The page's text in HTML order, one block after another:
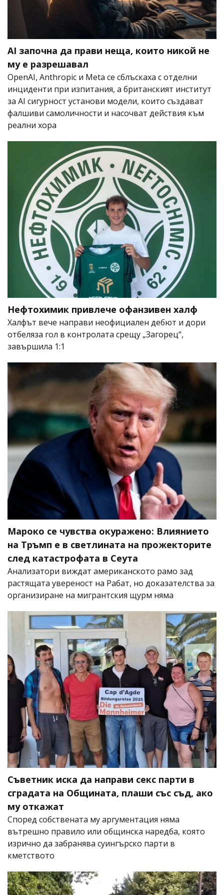
AI започна да прави неща, които никой не
му е разрешавал
OpenAI, Anthropic и Meta се сблъскаха с отделни
инциденти при изпитания, а британският институт
за AI сигурност установи модели, които създават
фалшиви самоличности и насочват действия към
реални хора
Нефтохимик привлече офанзивен халф
Халфът вече направи неофициален дебют и дори
отбеляза гол в контролата срещу „Загорец“,
завършила 1:1
Мароко се чувства окуражено: Влиянието
на Тръмп е в светлината на прожекторите
след катастрофата в Сеута
Анализатори виждат американското рамо зад
растящата увереност на Рабат, но доказателства за
организиране на мигрантския щурм няма
Съветник иска да направи секс парти в
сградата на Общината, плаши със съд, ако
му откажат
Според собствената му аргументация няма
вътрешно правило или общинска наредба, която
изрично да забранява суингърско парти в
кметството